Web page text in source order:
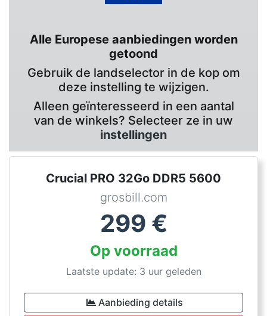
Alle Europese aanbiedingen worden
getoond
Gebruik de landselector in de kop om
deze instelling te wijzigen.
Alleen geïnteresseerd in een aantal
van de winkels? Selecteer ze in uw
instellingen
Crucial PRO 32Go DDR5 5600
grosbill.com
299 €
Op voorraad
Laatste update: 3 uur geleden
Aanbieding details